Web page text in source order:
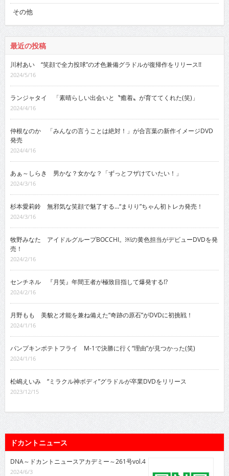
その他
最近の投稿
川村あい “笑顔で全力投球”の才色兼備グラドルが復帰作をリリース!!
2024/5/16
ランジャタイ 「素晴らしい出会いと〝癒着〟が育ててくれた(笑)」
2024/4/16
仲根なのか 「みんなの言うことは絶対！」が合言葉の新作イメージDVD
発売
2024/4/16
あぁ～しらき 男かな？女かな？「ずっとフザけていたい！」
2024/3/16
杉本愛莉鈴 無邪気な笑顔で魅了する…“まりり”ちゃん初トレカ発売！
2024/3/16
牧野みなた アイドルグループBOCCHI。￼の黄色担当がデビューDVDを発
売！
2024/2/16
センチネル 『月笑』年間王者が極致目指して爆発する!?
2024/2/16
月野もも 美貌と才能を兼ね備えた“奇跡の原石”がDVDに初挑戦！
2024/1/16
パンプキンポテトフライ M-1で決勝に行く“理由”が見つかった(笑)
2024/1/16
松嶋えいみ “ミラクル神ボディ”グラドルが卒業DVDをリリース
2023/12/15
ドカントニュース
DNA～ドカントニュースアカデミー～261号vol.4
2024/6/3